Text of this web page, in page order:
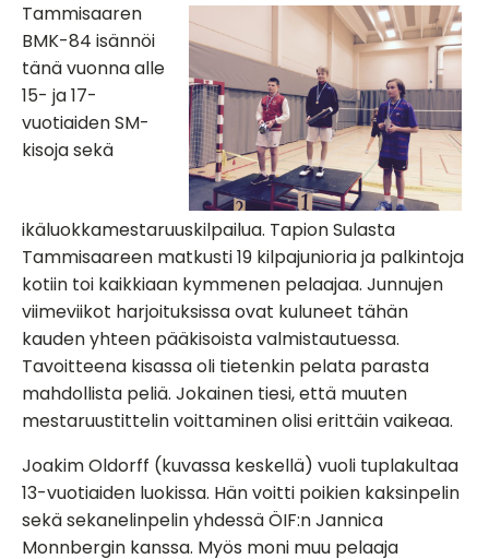
Tammisaaren
BMK-84 isännöi
tänä vuonna alle
15- ja 17-
vuotiaiden SM-
kisoja sekä
ikäluokkamestaruuskilpailua. Tapion Sulasta
Tammisaareen matkusti 19 kilpajunioria ja palkintoja
kotiin toi kaikkiaan kymmenen pelaajaa. Junnujen
viimeviikot harjoituksissa ovat kuluneet tähän
kauden yhteen pääkisoista valmistautuessa.
Tavoitteena kisassa oli tietenkin pelata parasta
mahdollista peliä. Jokainen tiesi, että muuten
mestaruustittelin voittaminen olisi erittäin vaikeaa.
Joakim Oldorff (kuvassa keskellä) vuoli tuplakultaa
13-vuotiaiden luokissa. Hän voitti poikien kaksinpelin
sekä sekanelinpelin yhdessä ÖIF:n Jannica
Monnbergin kanssa. Myös moni muu pelaaja